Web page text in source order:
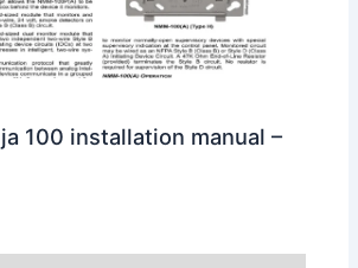
100 installation manual –